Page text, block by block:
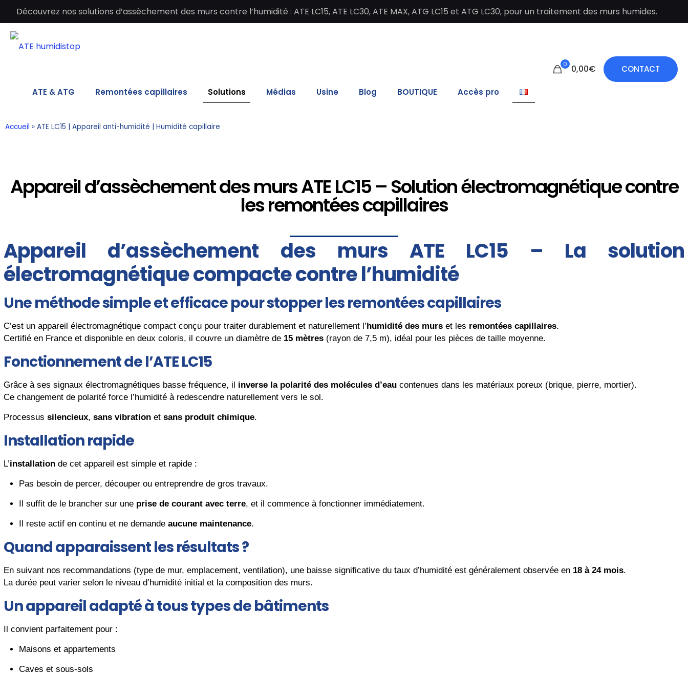
Découvrez nos solutions d’assèchement des murs contre l’humidité : ATE LC15, ATE LC30, ATE MAX, ATG LC15 et ATG LC30, pour un traitement des murs humides.
ATE & ATG Remontées capillaires Solutions Médias Usine Blog BOUTIQUE Accès pro
0 0,00€ CONTACT
Accueil » ATE LC15 | Appareil anti-humidité | Humidité capillaire
Appareil d’assèchement des murs ATE LC15 – Solution électromagnétique contre
les remontées capillaires
Appareil d’assèchement des murs ATE LC15 – La solution
électromagnétique compacte contre l’humidité
Une méthode simple et efficace pour stopper les remontées capillaires
C’est un appareil électromagnétique compact conçu pour traiter durablement et naturellement l’humidité des murs et les remontées capillaires.
Certifié en France et disponible en deux coloris, il couvre un diamètre de 15 mètres (rayon de 7,5 m), idéal pour les pièces de taille moyenne.
Fonctionnement de l’ATE LC15
Grâce à ses signaux électromagnétiques basse fréquence, il inverse la polarité des molécules d’eau contenues dans les matériaux poreux (brique, pierre, mortier).
Ce changement de polarité force l’humidité à redescendre naturellement vers le sol.
Processus silencieux, sans vibration et sans produit chimique.
Installation rapide
L’installation de cet appareil est simple et rapide :
Pas besoin de percer, découper ou entreprendre de gros travaux.
Il suffit de le brancher sur une prise de courant avec terre, et il commence à fonctionner immédiatement.
Il reste actif en continu et ne demande aucune maintenance.
Quand apparaissent les résultats ?
En suivant nos recommandations (type de mur, emplacement, ventilation), une baisse significative du taux d’humidité est généralement observée en 18 à 24 mois.
La durée peut varier selon le niveau d’humidité initial et la composition des murs.
Un appareil adapté à tous types de bâtiments
Il convient parfaitement pour :
Maisons et appartements
Caves et sous-sols